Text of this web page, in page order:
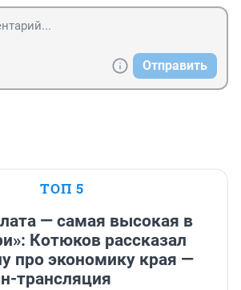
Отправить
ТОП 5
— самая высокая в
Котюков рассказал
про экономику края —
трансляция